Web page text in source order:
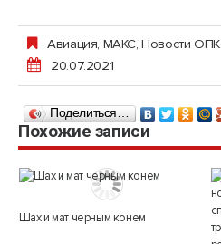
Авиация, МАКС,Новости ОПК
20.07.2021
Поделиться…
Похожие записи
Шах и мат черным конем